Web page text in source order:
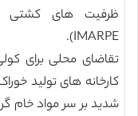
IMARPE).
کارخانه های تولید
شدید بر سر مواد خام